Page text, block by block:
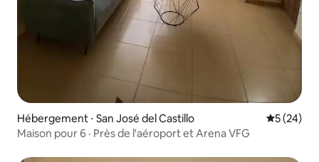
Hébergement ⋅ San José del Castillo
5 (24)
Maison pour 6 · Près de l'aéroport et Arena VFG